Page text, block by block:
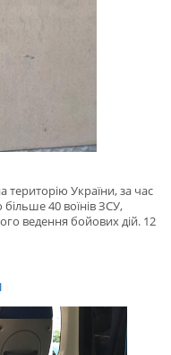
територію України, за час
40 воїнів ЗСУ,
ведення бойових дій. 12